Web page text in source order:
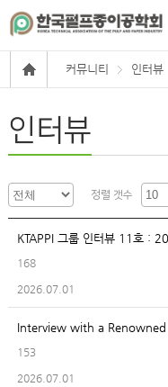
커뮤니티 인터뷰
인터뷰
정렬 갯수
KTAPPI 그룹 인터뷰 11호 :
168
2026.07.01
Interview with a
153
2026.07.01